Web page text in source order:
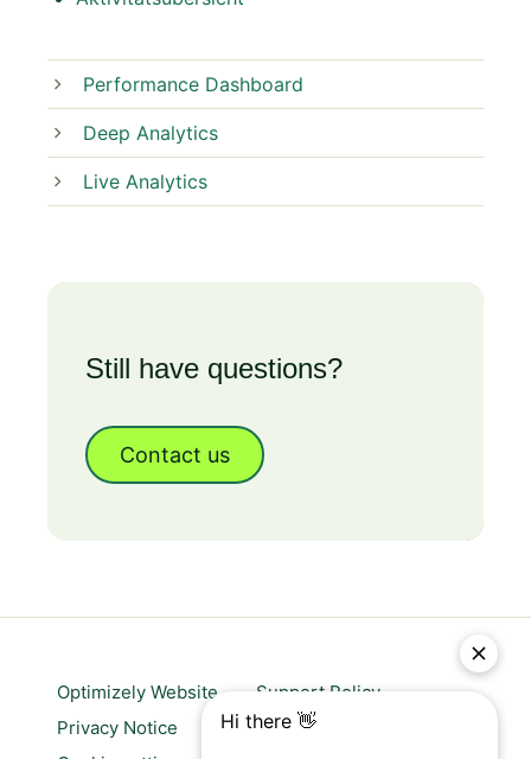
Performance Dashboard
Deep Analytics
Live Analytics
Still have questions?
Contact us
Optimizely Website
Support Policy
Privacy Notice
Website terms of use